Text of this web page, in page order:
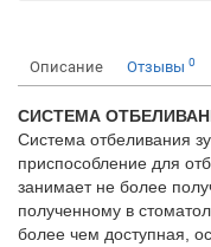
Описание Отзывы 0
СИСТЕМА
Система отбеливания
приспособление для
занимает не более
полученному в
более чем доступная,